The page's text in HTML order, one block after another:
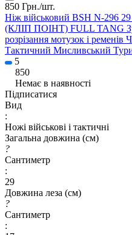
850 Грн./шт.
Ніж військовий BSH N-296
(КЛІП ПОІНТ) FULL TANG
розрізання мотузок і
Тактичний Мисливський
5
850
Немає в наявності
Підписатися
Вид
:
Ножі військові і тактичні
Загальна довжина (см)
?
Сантиметр
:
29
Довжина леза (см)
?
Сантиметр
: